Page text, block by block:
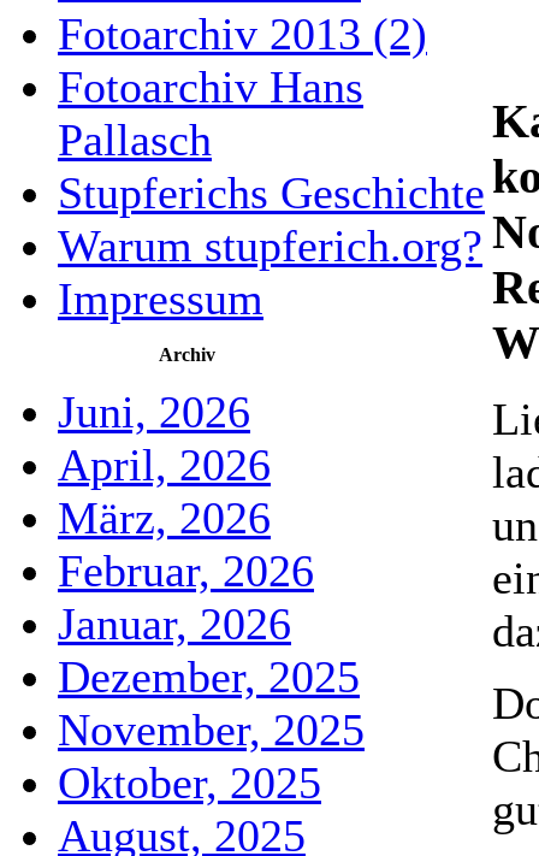
Fotoarchiv 2013 (2)
Fotoarchiv Hans
Pallasch
Stupferichs Geschichte
Warum stupferich.org?
Impressum
Archiv
Juni, 2026
April, 2026
März, 2026
Februar, 2026
Januar, 2026
Dezember, 2025
November, 2025
Oktober, 2025
August, 2025